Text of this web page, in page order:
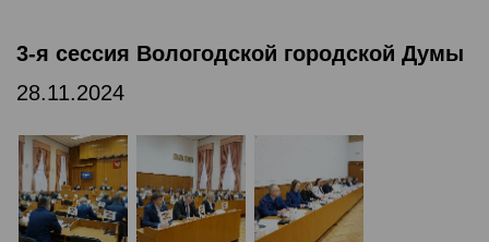
3-я сессия Вологодской городской Думы
28.11.2024